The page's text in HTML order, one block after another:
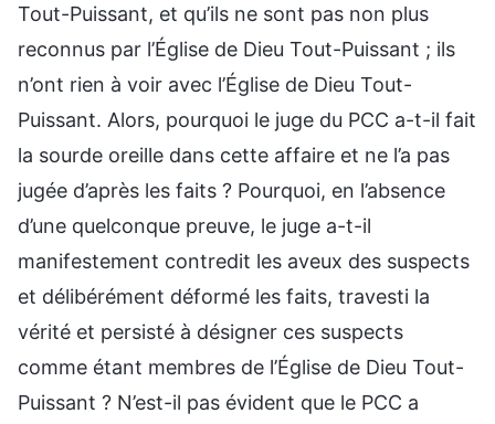
Tout-Puissant, et qu’ils ne sont pas non plus
reconnus par l’Église de Dieu Tout-Puissant ; ils
n’ont rien à voir avec l’Église de Dieu Tout-
Puissant. Alors, pourquoi le juge du PCC a-t-il fait
la sourde oreille dans cette affaire et ne l’a pas
jugée d’après les faits ? Pourquoi, en l’absence
d’une quelconque preuve, le juge a-t-il
manifestement contredit les aveux des suspects
et délibérément déformé les faits, travesti la
vérité et persisté à désigner ces suspects
comme étant membres de l’Église de Dieu Tout-
Puissant ? N’est-il pas évident que le PCC a